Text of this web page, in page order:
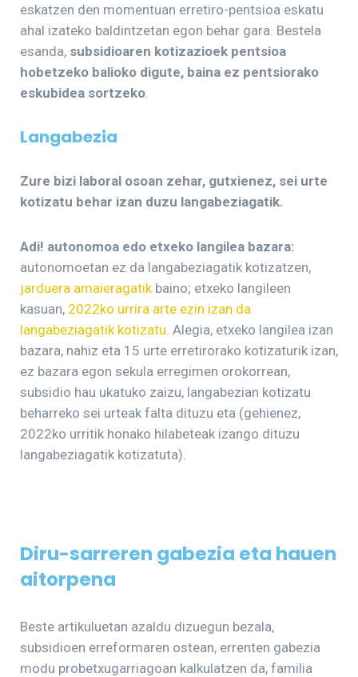
eskatzen den momentuan erretiro-pentsioa eskatu
ahal izateko baldintzetan egon behar gara. Bestela
esanda, subsidioaren kotizazioek pentsioa
hobetzeko balioko digute, baina ez pentsiorako
eskubidea sortzeko
Langabezia
Zure bizi laboral osoan zehar, gutxienez, sei urte
kotizatu behar izan duzu langabeziagatik.
Adi! autonomoa edo etxeko langilea bazara:
autonomoetan ez da langabeziagatik kotizatzen,
jarduera amaieragatik baino; etxeko langileen
kasuan, 2022ko urrira arte ezin izan da
langabeziagatik kotizatu . Alegia, etxeko langilea izan
bazara, nahiz eta 15 urte erretirorako kotizaturik izan,
ez bazara egon sekula erregimen orokorrean,
subsidio hau ukatuko zaizu, langabezian kotizatu
beharreko sei urteak falta dituzu eta (gehienez,
2022ko urritik honako hilabeteak izango dituzu
langabeziagatik kotizatuta).
Diru-sarreren gabezia eta hauen
aitorpena
Beste artikuluetan azaldu dizuegun bezala,
subsidioen erreformaren ostean, errenten gabezia
modu probetxugarriagoan kalkulatzen da, familia